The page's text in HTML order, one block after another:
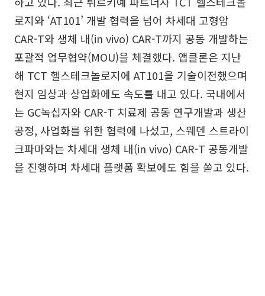
로지와 ‘AT101’ 개발 협력을 넘어 차세대 고형암
CAR-T와 생체 내(in vivo) CAR-T까지 공동 개발하는
포괄적 업무협약(MOU)을 체결했다. 앱클론은 지난
해 TCT 헬스테크놀로지에 AT101을 기술이전했으며
현지 임상과 상업화에도 속도를 내고 있다. 국내에서
는 GC녹십자와 CAR-T 치료제 공동 연구개발과 생산
공정, 사업화를 위한 협력에 나섰고, 스웨덴 스트라이
크파마와는 차세대 생체 내(in vivo) CAR-T 공동개발
을 진행하며 차세대 플랫폼 확보에도 힘을 쏟고 있다.